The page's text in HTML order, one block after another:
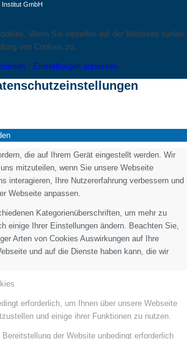
GmbH
Wenn Sie weiterhin auf der Webseite surfen,
von Cookies zu.
Einstellungen anpassen
die auf Ihrem Gerät eingestellt werden. Wir
mitzuteilen, wenn Sie unsere Webseite
interagieren, Ihre Nutzererfahrung verbessern und
Webseite anpassen.
Kategorienüberschriften, um mehr zu
einige Ihrer Einstellungen ändern. Beachten Sie,
Arten von Cookies Auswirkungen auf Ihre
und auf die Dienste haben kann, die wir
erforderlich, um Ihnen über unsere Webseite
und einige ihrer Funktionen zu nutzen.
der Website unbedingt erforderlich